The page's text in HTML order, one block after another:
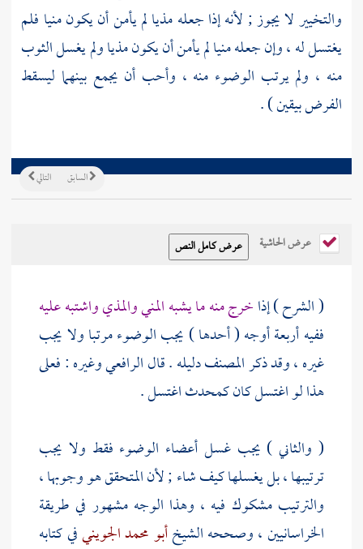
والتخيير لا يجوز ; لأنه إذا جعله مذيا لم يأمن أن يكون منيا فلم
يغتسل له ، وإن جعله منيا لم يأمن أن يكون مذيا ولم يغسل الثوب
منه ، ولم يرتب الوضوء منه ، وأحب أن يجمع بينهما ليسقط
الفرض بيقين ) .
التالي السابق
عرض الحاشية
( الشرح ) إذاخرج منه ما يشبه المني والمذي واشتبه عليه
ففيه أربعة أوجه ( أحدها ) يجب الوضوء مرتبا ولا يجب
غيره ، وقد ذكرالمصنفدليله . قالالرافعيوغيره : فعلى
هذا لو اغتسل كان كمحدث اغتسل .
( والثاني ) يجب غسل أعضاء الوضوء فقط ولا يجب
ترتيبها ، بل يغسلها كيف شاء ; لأن المتحقق هو وجوبها ،
والترتيب مشكوك فيه ، وهذا الوجه مشهور في طريقة
الخراسانيين ، وصححه الشيخأبو محمد الجوينيفي كتابه